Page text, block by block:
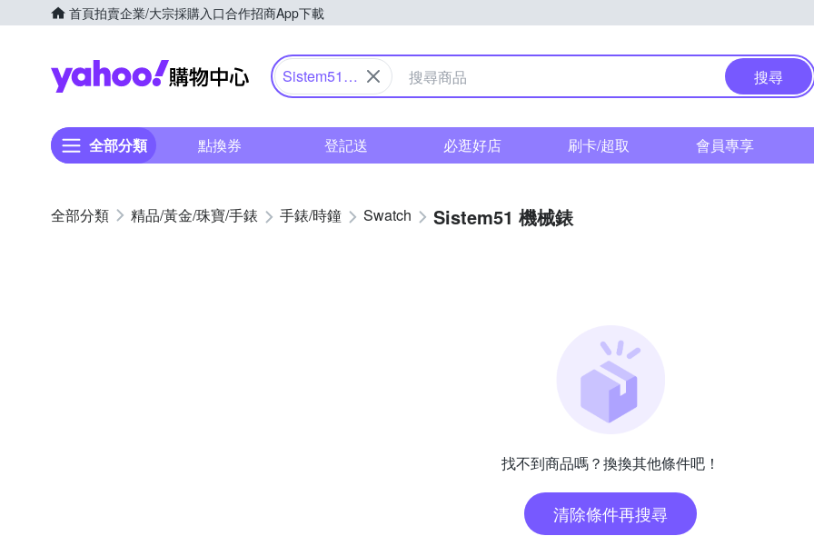
首頁拍賣企業/大宗採購入口合作招商App下載
Yahoo購物中心
Sistem51
搜尋
全部分類 點換券 登記送 必逛好店 刷卡/超取 會員專享
精品/黃金/珠寶/手錶 手錶/時鐘 Swatch Sistem51 機械錶
找不到商品嗎？換換其他條件吧！
清除條件再搜尋